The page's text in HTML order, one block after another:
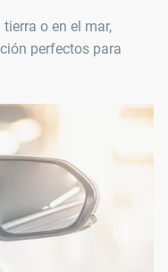
tierra o en el mar,
perfectos para